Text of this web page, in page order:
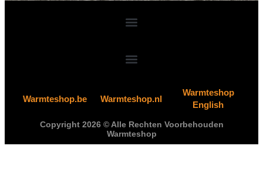
Warmteshop.be Warmteshop.nl
Warmteshop
English
Copyright 2026 © Alle Rechten Voorbehouden
Warmteshop